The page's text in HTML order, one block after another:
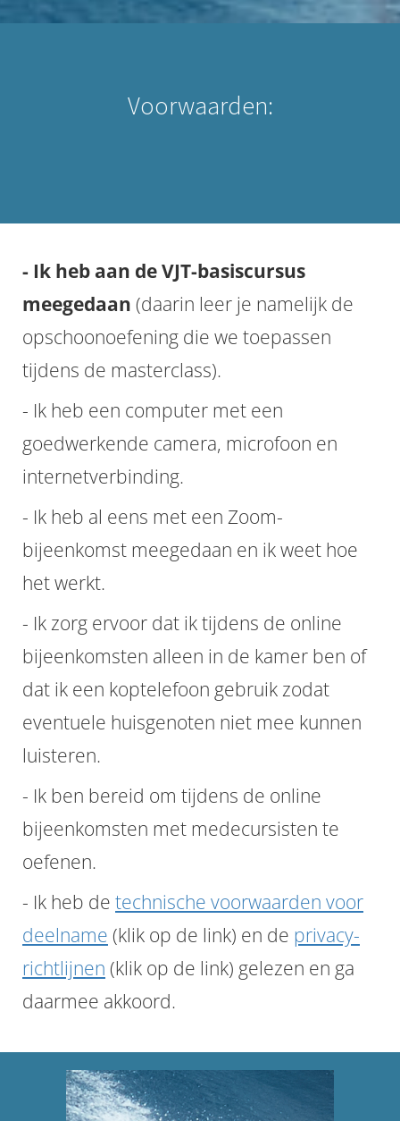
Voorwaarden:
- Ik heb aan de VJT-basiscursus
meegedaan (daarin leer je namelijk de
opschoonoefening die we toepassen
tijdens de masterclass).
- Ik heb een computer met een
goedwerkende camera, microfoon en
internetverbinding.
- Ik heb al eens met een Zoom-
bijeenkomst meegedaan en ik weet hoe
het werkt.
- Ik zorg ervoor dat ik tijdens de online
bijeenkomsten alleen in de kamer ben of
dat ik een koptelefoon gebruik zodat
eventuele huisgenoten niet mee kunnen
luisteren.
- Ik ben bereid om tijdens de online
bijeenkomsten met medecursisten te
oefenen.
- Ik heb de technische voorwaarden voor
deelname (klik op de link) en de privacy-
richtlijnen (klik op de link) gelezen en ga
daarmee akkoord.